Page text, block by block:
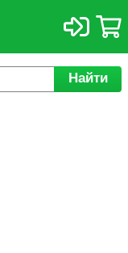
Найти